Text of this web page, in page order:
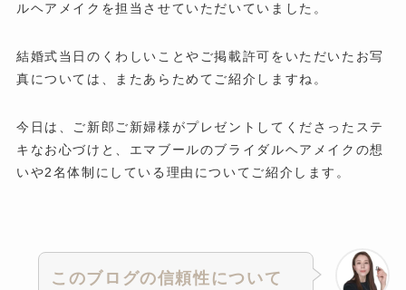
ルヘアメイクを担当させていただいていました。
結婚式当日のくわしいことやご掲載許可をいただいたお写
真については、またあらためてご紹介しますね。
今日は、ご新郎ご新婦様がプレゼントしてくださったステ
キなお心づけと、エマブールのブライダルヘアメイクの想
いや2名体制にしている理由についてご紹介します。
このブログの信頼性について